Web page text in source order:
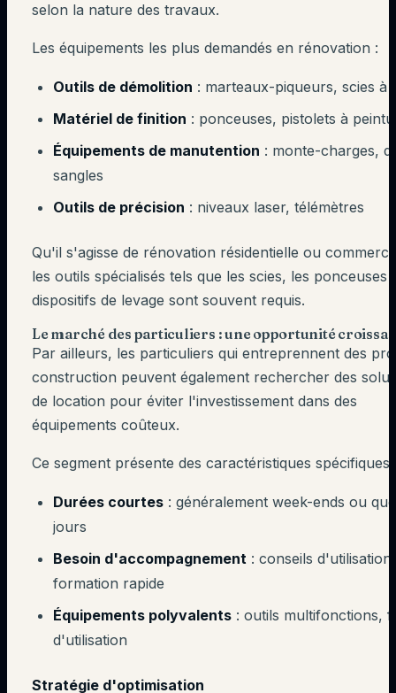
selon la nature des travaux.
Les équipements les plus demandés en rénovation :
Outils de démolition : marteaux-piqueurs, scies à
Matériel de finition : ponceuses, pistolets à
Équipements de manutention : monte-charges,
sangles
Outils de précision : niveaux laser, télémètres
Qu'il s'agisse de rénovation résidentielle ou
les outils spécialisés tels que les scies, les ponceuses
dispositifs de levage sont souvent requis.
Le marché des particuliers : une opportunité
Par ailleurs, les particuliers qui entreprennent des
construction peuvent également rechercher des
de location pour éviter l'investissement dans des
équipements coûteux.
Ce segment présente des caractéristiques spécifiques
Durées courtes : généralement week-ends ou
jours
Besoin d'accompagnement : conseils d'utilisation,
formation rapide
Équipements polyvalents : outils multifonctions,
d'utilisation
Stratégie d'optimisation